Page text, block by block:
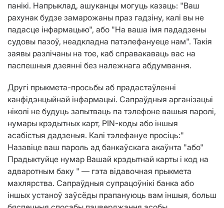
панікі. Напрыклад, ашуканцы могуць казаць: "Ваш
рахунак будзе замарожаны праз гадзіну, калі вы не
падасце інфармацыю", або "На ваша імя пададзены
судовы пазоў, неадкладна патэлефануеце нам". Такія
заявы разлічаны на тое, каб справакаваць вас на
паспешныя дзеянні без належнага абдумвання.
Другі прыкмета-просьбы аб прадастаўленні
канфідэнцыйнай інфармацыі. Сапраўдныя арганізацыі
ніколі не будуць запытваць па тэлефоне вашыя паролі,
нумары крэдытных карт, PIN-коды або іншыя
асабістыя дадзеныя. Калі тэлефануе просіць:"
Назавіце ваш пароль ад банкаўскага акаўнта "або"
Прадыктуйце нумар Вашай крэдытнай карты і код на
адваротным баку " — гэта відавочная прыкмета
махлярства. Сапраўдныя супрацоўнікі банка або
іншых устаноў заўсёды прапануюць вам іншыя, больш